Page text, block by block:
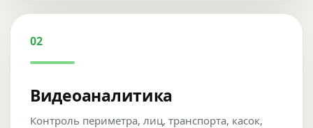
02
Видеоаналитика
Контроль периметра, лиц, транспорта, касок,